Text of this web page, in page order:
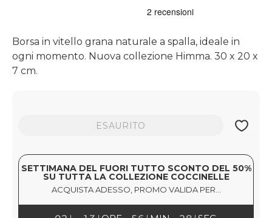
Borsa in vitello grana naturale a spalla, ideale in
ogni momento. Nuova collezione Himma. 30 x 20 x
7 cm.
ESAURITO
SETTIMANA DEL FUORI TUTTO SCONTO DEL 50%
SU TUTTA LA COLLEZIONE COCCINELLE
ACQUISTA ADESSO, PROMO VALIDA PER...